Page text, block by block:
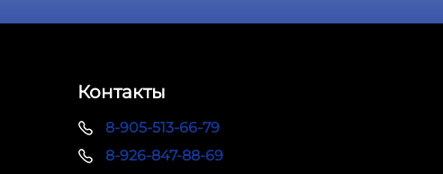
Контакты
8-905-513-66-79
8-926-847-88-69